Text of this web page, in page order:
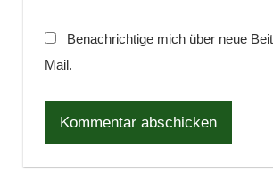
Benachrichtige mich über neue
Mail.